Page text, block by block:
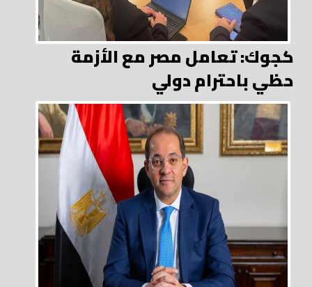
كجوك: تعامل مصر مع الأزمة
حظي باحترام دولي